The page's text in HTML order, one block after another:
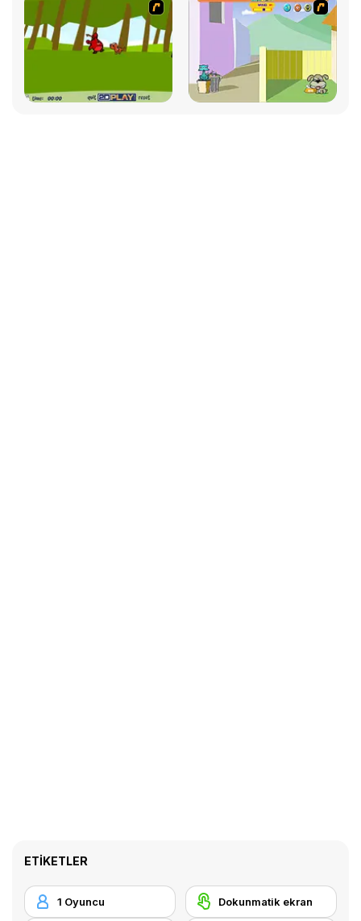
ETIKETLER
1 Oyuncu Dokunmatik ekran